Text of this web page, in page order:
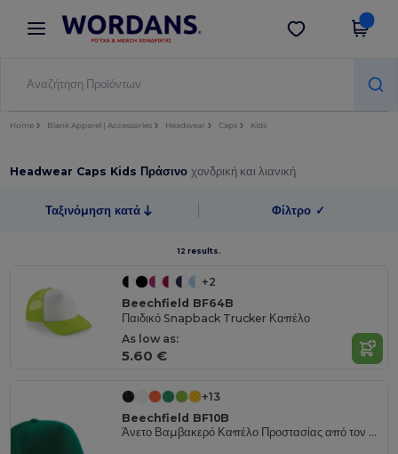
× Εφαρμογή Wordans
Καλύτερες τιμές στην εφαρμογή!
Λήψη app
Home Blank Apparel | Accessories Headwear Caps Kids
Headwear Caps Kids Πράσινοχονδρική και λιανική
Ταξινόμηση κατά Φίλτρο ✓
12 results.
+2
Beechfield BF64B
Παιδικό Snapback Trucker Καπέλο
As low as:
5.60 €
+13
Beechfield BF10B
Άνετο Βαμβακερό Καπέλο Προστασίας από τον Ήλιο για Παιδιά